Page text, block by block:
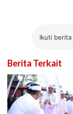
Ikuti
Berita Terkait